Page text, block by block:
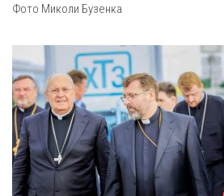
Введення у храм Пресвятої
Вознесіння ГНІХ (с. Витівка)
Вознесіння Господнього (м.
Пророка Іллі (смт. Білики)
Різдва Пресвятої
Св. Апостола Андрія
Св. Миколая (с. Деменки)
Фото Миколи Бузенка